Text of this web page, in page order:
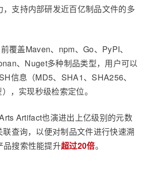
支持内部研发近百亿制品文件的多
覆盖Maven、npm、Go、PyPI、
、Nuget多种制品类型，用户可以
信息（MD5、SHA1、SHA256、
，实现秒级检索定位。
Artifact也演进出上亿级别的元数
查询，以便对制品文件进行快速溯
品搜索性能提升超过20倍。